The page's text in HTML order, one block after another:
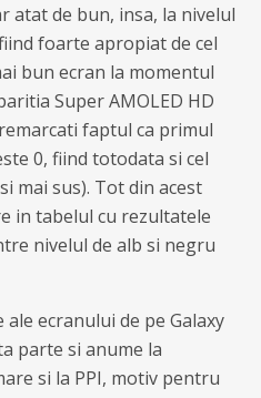
atat de bun, insa, la nivelul
foarte apropiat de cel
bun ecran la momentul
Super AMOLED HD
faptul ca primul
0, fiind totodata si cel
mai sus). Tot din acest
in tabelul cu rezultatele
nivelul de alb si negru
ecranului de pe Galaxy
parte si anume la
si la PPI, motiv pentru